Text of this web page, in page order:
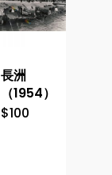
長洲
（1954）
$100